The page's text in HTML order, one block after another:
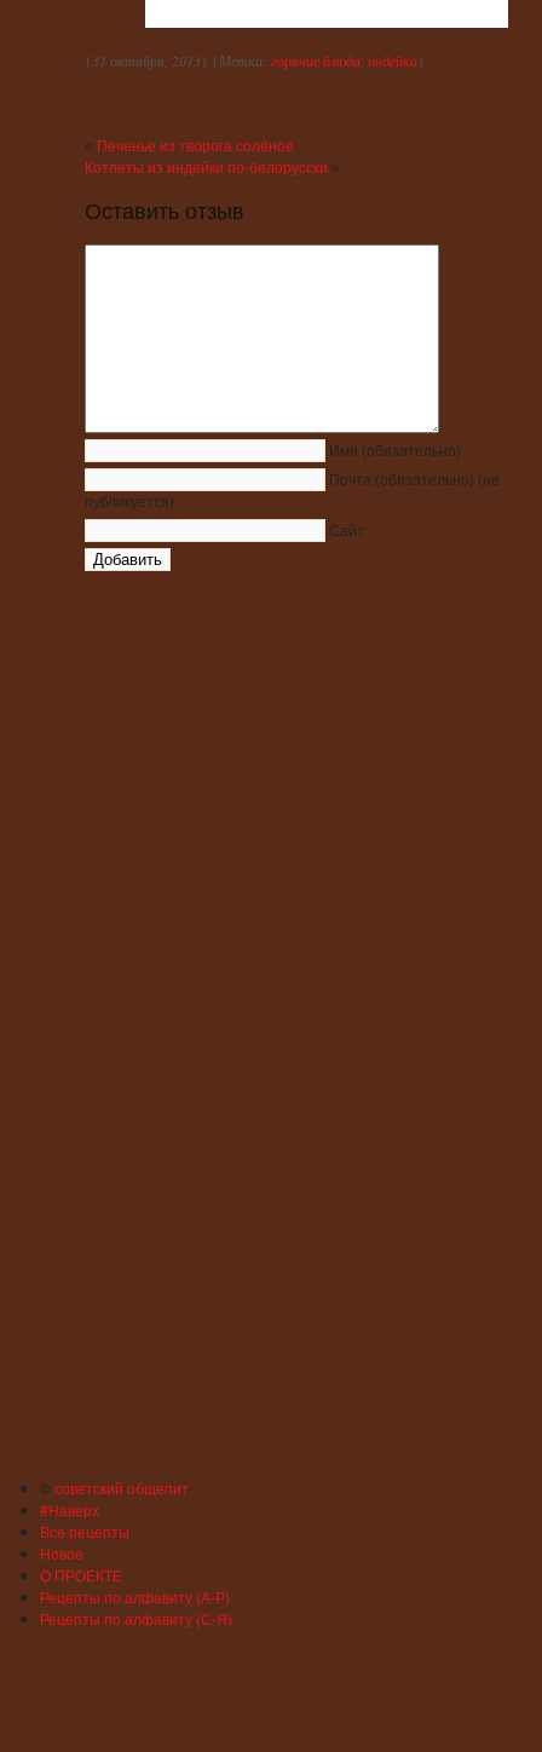
{ 31 октября, 2013} {Метки: горячие блюда индейка}
« Печенье из творога солёное
Котлеты из индейки по-белорусски »
Оставить отзыв
Имя (обязательно)
Почта (обязательно) (не
публикуется)
Сайт
©советский общепит
#Наверх
Все рецепты
Новое
О ПРОЕКТЕ
Рецепты по алфавиту (А-Р)
Рецепты по алфавиту (С-Я)